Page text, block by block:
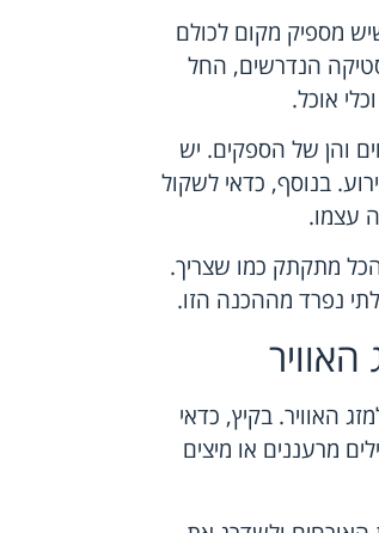
מספיק מקום לכולם
הנדרשים, החל
אוכל.
והן של הספקים. יש
בנוסף, כדאי לשקול
עצמו.
מתקתק כמו שצריך.
נפרד מההכנה הזו.
האוויר. בקיץ, כדאי
מרעננים או מיצים